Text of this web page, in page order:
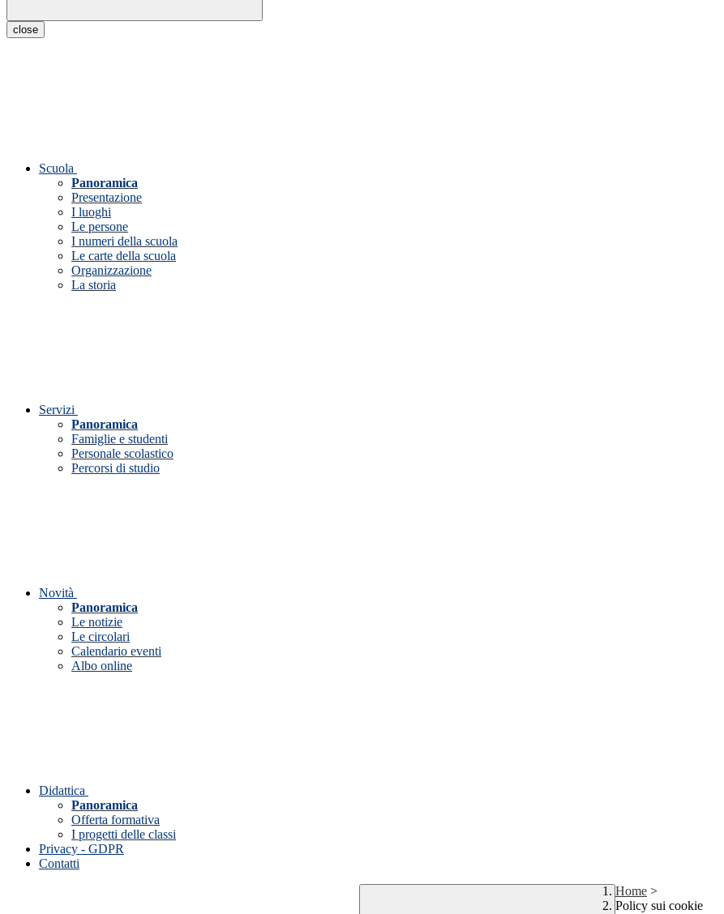
close
Scuola
Panoramica
Presentazione
I luoghi
Le persone
I numeri della scuola
Le carte della scuola
Organizzazione
La storia
Servizi
Panoramica
Famiglie e studenti
Personale scolastico
Percorsi di studio
Novità
Panoramica
Le notizie
Le circolari
Calendario eventi
Albo online
Didattica
Panoramica
Offerta formativa
I progetti delle classi
Privacy - GDPR
Contatti
Home >
Policy sui cookie